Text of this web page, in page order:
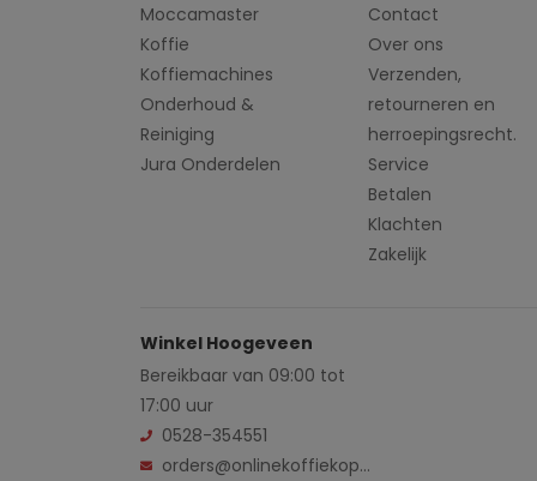
Moccamaster
Koffie
Koffiemachines
Onderhoud &
Reiniging
Jura Onderdelen
Contact
Over ons
Verzenden,
retourneren en
herroepingsrecht.
Service
Betalen
Klachten
Zakelijk
Winkel Hoogeveen
Bereikbaar van 09:00 tot
17:00 uur
0528-354551
orders@onlinekoffiekopen.nl